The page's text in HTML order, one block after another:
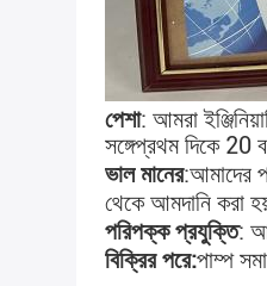
পেশা: আমরা
সঙ্গেপ্রথম দিকে 20
ভাল মানের:আমাদের
থেকে আমদানি করা
পরিপক্ক প্রযুক্তি:
বিক্রির পরে:পাম্প